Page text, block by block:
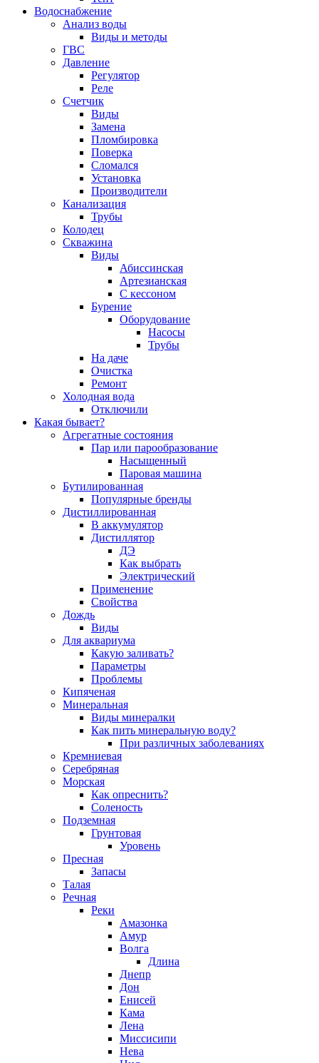
Водоснабжение
Анализ воды
Виды и методы
ГВС
Давление
Регулятор
Реле
Счетчик
Виды
Замена
Пломбировка
Поверка
Сломался
Установка
Производители
Канализация
Трубы
Колодец
Скважина
Виды
Абиссинская
Артезианская
С кессоном
Бурение
Оборудование
Насосы
Трубы
На даче
Очистка
Ремонт
Холодная вода
Отключили
Какая бывает?
Агрегатные состояния
Пар или парообразование
Насыщенный
Паровая машина
Бутилированная
Популярные бренды
Дистиллированная
В аккумулятор
Дистиллятор
ДЭ
Как выбрать
Электрический
Применение
Свойства
Дождь
Виды
Для аквариума
Какую заливать?
Параметры
Проблемы
Кипяченая
Минеральная
Виды минералки
Как пить минеральную воду?
При различных заболеваниях
Кремниевая
Серебряная
Морская
Как опреснить?
Соленость
Подземная
Грунтовая
Уровень
Пресная
Запасы
Талая
Речная
Реки
Амазонка
Амур
Волга
Длина
Днепр
Дон
Енисей
Кама
Лена
Миссисипи
Нева